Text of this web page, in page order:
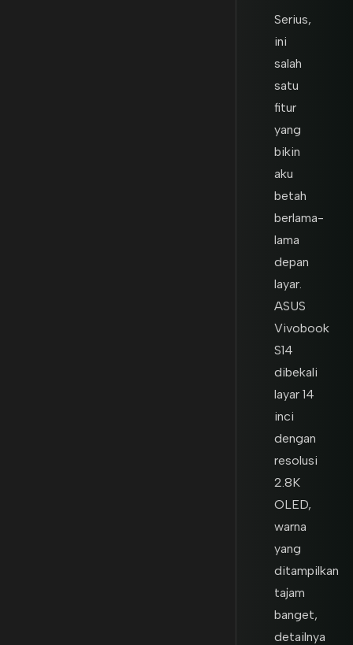
Serius,
ini
salah
satu
fitur
yang
bikin
aku
betah
berlama-
lama
depan
layar.
ASUS
Vivobook
S14
dibekali
layar 14
inci
dengan
resolusi
2.8K
OLED,
warna
yang
ditampilkan
tajam
banget,
detailnya